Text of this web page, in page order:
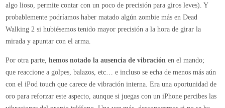
que reaccione a golpes, balazos, etc… e incluso se echa de menos más aún
con el iPod touch que carece de vibración interna. Era una oportunidad de
oro para reforzar este aspecto, aunque si juegas con un iPhone percibes las
vibraciones del propio teléfono. Una vez más, desconocemos si no se ha
adelante. En cualquier caso,no hay que sufrir por las vibracionesque
genere el iPhone mientras está montado en el mando, ya que está
firmemente anclado al mismo y las piezas que lo adaptan están ligeramente
acolchadas.